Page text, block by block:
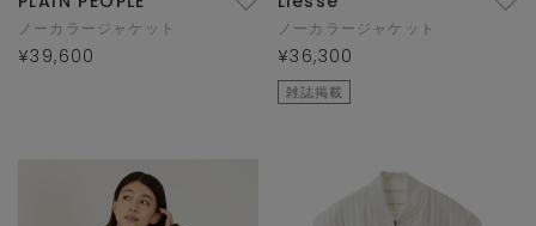
ノーカラージャケット
¥39,600
ノーカラージャケット
¥36,300
雑誌掲載